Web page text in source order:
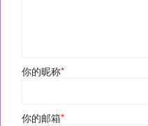
你的昵称*
你的邮箱*